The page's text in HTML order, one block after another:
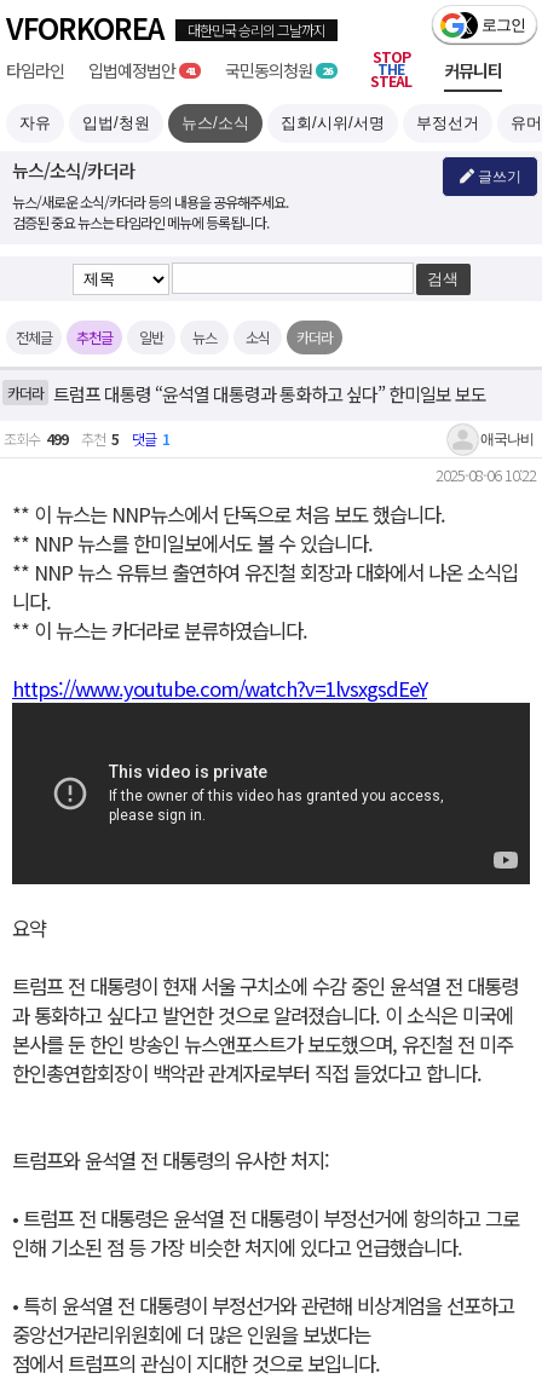
VFORKOREA
타임라인 입법예정 41 국민 26 부정선거
STOP
THE
STEAL 커뮤니티
자유 입법/청원 뉴스/소식 집회/시위/서명 부정선거 유머
뉴스/소식/카더라
뉴스/새로운 소식/카더라 등의 내용을 공유해주세요.
검증된 중요 뉴스는 타임라인 메뉴에 등록됩니다.
글쓰기
전체글 추천글 일반 뉴스 소식 카더라
카더라 트럼프 대통령 “윤석열 대통령과 통화하고 싶다” 한미일보 보도
조회수 499 추천 5 댓글 1 애국나비
2025-08-06 10:22
** 이 뉴스는 NNP뉴스에서 단독으로 처음 보도 했습니다.
** NNP 뉴스를 한미일보에서도 볼 수 있습니다.
** NNP 뉴스 유튜브 출연하여 유진철 회장과 대화에서 나온 소식입
니다.
** 이 뉴스는 카더라로 분류하였습니다.
https://www.youtube.com/watch?v=1lvsxgsdEeY
요약
트럼프 전 대통령이 현재 서울 구치소에 수감 중인 윤석열 전 대통령
과 통화하고 싶다고 발언한 것으로 알려졌습니다. 이 소식은 미국에
본사를 둔 한인 방송인 뉴스앤포스트가 보도했으며, 유진철 전 미주
한인총연합회장이 백악관 관계자로부터 직접 들었다고 합니다.
트럼프와 윤석열 전 대통령의 유사한 처지:
• 트럼프 전 대통령은 윤석열 전 대통령이 부정선거에 항의하고 그로
인해 기소된 점 등 가장 비슷한 처지에 있다고 언급했습니다.
• 특히 윤석열 전 대통령이 부정선거와 관련해 비상계엄을 선포하고
중앙선거관리위원회에 더 많은 인원을 보냈다는
점에서 트럼프의 관심이 지대한 것으로 보입니다.